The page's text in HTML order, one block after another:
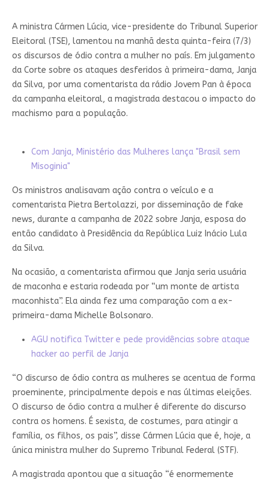
A ministra Cármen Lúcia, vice-presidente do Tribunal Superior
Eleitoral (TSE), lamentou na manhã desta quinta-feira (7/3)
os discursos de ódio contra a mulher no país. Em julgamento
da Corte sobre os ataques desferidos à primeira-dama, Janja
da Silva, por uma comentarista da rádio Jovem Pan à época
da campanha eleitoral, a magistrada destacou o impacto do
machismo para a população.
Com Janja, Ministério das Mulheres lança "Brasil sem
Misoginia"
Os ministros analisavam ação contra o veículo e a
comentarista Pietra Bertolazzi, por disseminação de fake
news, durante a campanha de 2022 sobre Janja, esposa do
então candidato à Presidência da República Luiz Inácio Lula
da Silva.
Na ocasião, a comentarista afirmou que Janja seria usuária
de maconha e estaria rodeada por “um monte de artista
maconhista”. Ela ainda fez uma comparação com a ex-
primeira-dama Michelle Bolsonaro.
AGU notifica Twitter e pede providências sobre ataque
hacker ao perfil de Janja
“O discurso de ódio contra as mulheres se acentua de forma
proeminente, principalmente depois e nas últimas eleições.
O discurso de ódio contra a mulher é diferente do discurso
contra os homens. É sexista, de costumes, para atingir a
família, os filhos, os pais”, disse Cármen Lúcia que é, hoje, a
única ministra mulher do Supremo Tribunal Federal (STF).
A magistrada apontou que a situação “é enormemente